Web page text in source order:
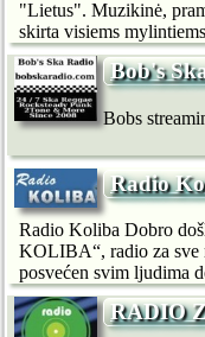
"Lietus". Muzikinė,
skirta visiems
Bob's
Bobs
Radio
Radio Koliba Dobro
KOLIBA“, radio za sve
posvećen svim ljudima
RADIO